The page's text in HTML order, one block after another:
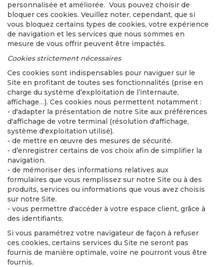
personnalisée et améliorée. Vous pouvez choisir de
bloquer ces cookies. Veuillez noter, cependant, que si
vous bloquez certains types de cookies, votre expérience
de navigation et les services que nous sommes en
mesure de vous offrir peuvent être impactés.
Cookies strictement nécessaires
Ces cookies sont indispensables pour naviguer sur le
Site en profitant de toutes ses fonctionnalités (prise en
charge du système d’exploitation de l’internaute,
affichage…). Ces cookies nous permettent notamment :
- d'adapter la présentation de notre Site aux préférences
d'affichage de votre terminal (résolution d'affichage,
système d'exploitation utilisé).
- de mettre en œuvre des mesures de sécurité.
- d’enregistrer certains de vos choix afin de simplifier la
navigation.
- de mémoriser des informations relatives aux
formulaires que vous remplissez sur notre Site ou à des
produits, services ou informations que vous avez choisis
sur notre Site.
- vous permettre d'accéder à votre espace client, grâce à
des identifiants.
Si vous paramétrez votre navigateur de façon à refuser
ces cookies, certains services du Site ne seront pas
fournis de manière optimale, voire ne pourront vous être
fournis.